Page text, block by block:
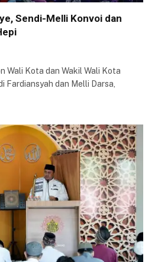
Sendi-Melli Konvoi dan
Wali Kota dan Wakil Wali Kota
Fardiansyah dan Melli Darsa,